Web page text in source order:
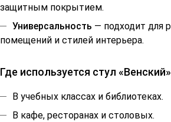
защитным покрытием.
Универсальность — подходит для
помещений и стилей интерьера.
Где используется стул
В учебных классах и библиотеках.
В кафе, ресторанах и столовых.